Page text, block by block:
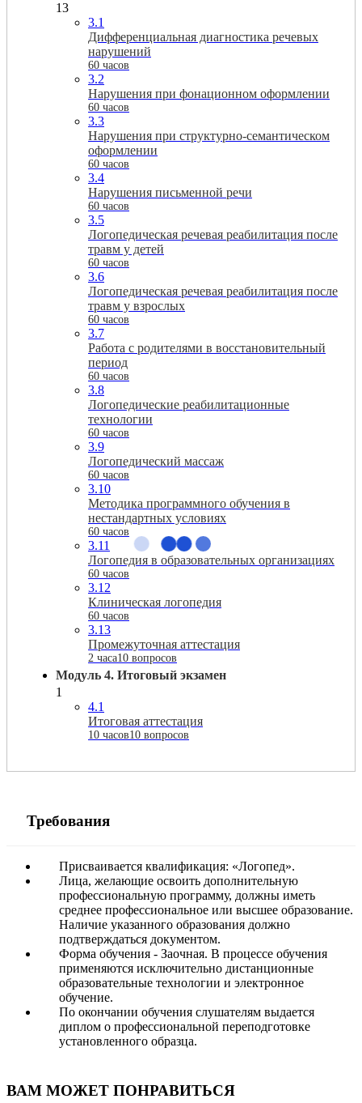
13
3.1
Дифференциальная диагностика речевых
нарушений
60 часов
3.2
Нарушения при фонационном оформлении
60 часов
3.3
Нарушения при структурно-семантическом
оформлении
60 часов
3.4
Нарушения письменной речи
60 часов
3.5
Логопедическая речевая реабилитация после
травм у детей
60 часов
3.6
Логопедическая речевая реабилитация после
травм у взрослых
60 часов
3.7
Работа с родителями в восстановительный
период
60 часов
3.8
Логопедические реабилитационные
технологии
60 часов
3.9
Логопедический массаж
60 часов
3.10
Методика программного обучения в
нестандартных условиях
60 часов
3.11
Логопедия в образовательных организациях
60 часов
3.12
Клиническая логопедия
60 часов
3.13
Промежуточная аттестация
2 часа10 вопросов
Модуль 4. Итоговый экзамен
1
4.1
Итоговая аттестация
10 часов10 вопросов
Требования
Присваивается квалификация: «Логопед».
Лица, желающие освоить дополнительную
профессиональную программу, должны иметь
среднее профессиональное или высшее образование.
Наличие указанного образования должно
подтверждаться документом.
Форма обучения - Заочная. В процессе обучения
применяются исключительно дистанционные
образовательные технологии и электронное
обучение.
По окончании обучения слушателям выдается
диплом о профессиональной переподготовке
установленного образца.
ВАМ МОЖЕТ ПОНРАВИТЬСЯ